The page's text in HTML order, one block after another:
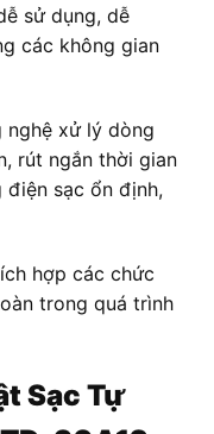
sử dụng, dễ
các không gian
nghệ xử lý dòng
rút ngắn thời gian
điện sạc ổn định,
hợp các chức
trong quá trình
Sạc Tự